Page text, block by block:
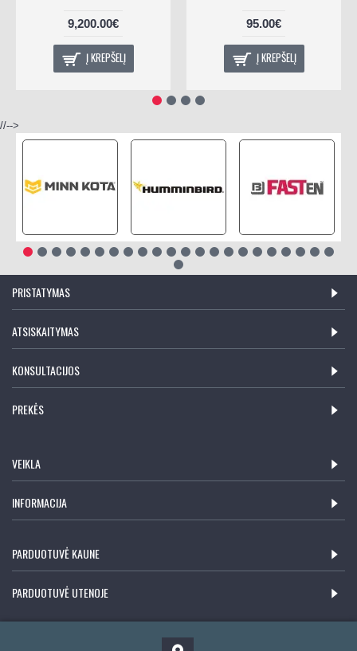
9,200.00€
Į KREPŠELĮ
95.00€
Į KREPŠELĮ
//-->
PRISTATYMAS
ATSISKAITYMAS
KONSULTACIJOS
PREKĖS
VEIKLA
INFORMACIJA
PARDUOTUVĖ KAUNE
PARDUOTUVĖ UTENOJE